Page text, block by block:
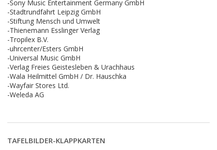
-Sony Music Entertainment Germany GmbH
-Stadtrundfahrt Leipzig GmbH
-Stiftung Mensch und Umwelt
-Thienemann Esslinger Verlag
-Tropilex B.V.
-uhrcenter/Esters GmbH
-Universal Music GmbH
-Verlag Freies Geistesleben & Urachhaus
-Wala Heilmittel GmbH / Dr. Hauschka
-Wayfair Stores Ltd.
-Weleda AG
TAFELBILDER-KLAPPKARTEN